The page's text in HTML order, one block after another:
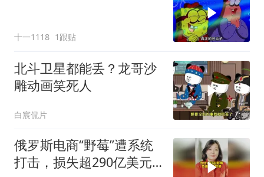
十一1118 1跟贴
北斗卫星都能丢？龙哥沙
雕动画笑死人
白宸侃片
俄罗斯电商“野莓”遭系统
打击，损失超290亿美元#